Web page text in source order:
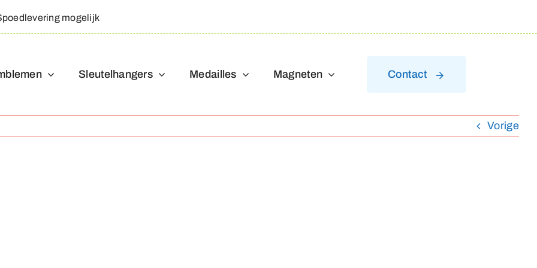
mogelijk
Sleutelhangers Medailles Magneten Contact
Vorige